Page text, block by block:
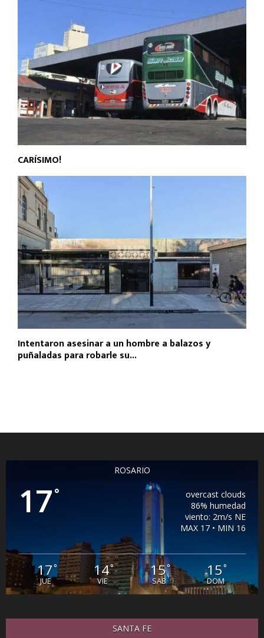
CARÍSIMO!
Intentaron asesinar a un hombre a balazos y
puñaladas para robarle su...
ROSARIO
17°
overcast clouds
86% humedad
viento: 2m/s NE
MAX 17 • MIN 16
17°
JUE
14°
VIE
15°
SAB
15°
DOM
SANTA FE